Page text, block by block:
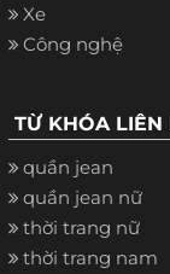
Xe
Công nghệ
TỪ KHÓA LIÊN
quần jean
quần jean nữ
thời trang nữ
thời trang nam